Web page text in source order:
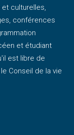
culturelles,
conférences
et étudiant
est libre de
Conseil de la vie